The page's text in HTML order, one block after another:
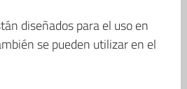
diseñados para el uso en
se pueden utilizar en el